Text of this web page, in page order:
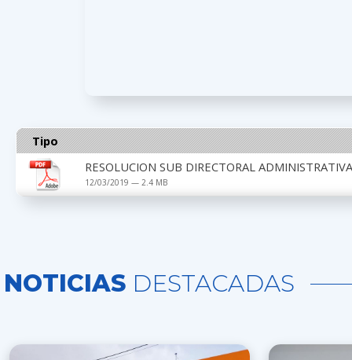
Tipo
RESOLUCION SUB DIRECTORAL
12/03/2019 — 2.4 MB
NOTICIAS DESTACADAS